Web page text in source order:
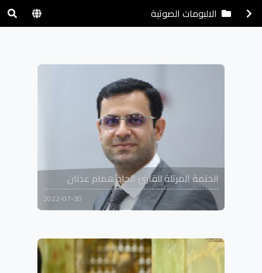
الالبومات الصوتية
الختمة المرتلة للقارئ الحاج همام عدنان
2022-07-30